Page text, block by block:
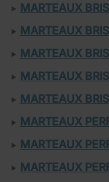
MARTEAUX
MARTEAUX
MARTEAUX
MARTEAUX
MARTEAUX
MARTEAUX
MARTEAUX
MARTEAUX